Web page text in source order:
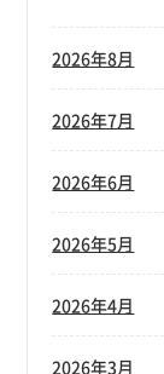
2026年8月
2026年7月
2026年6月
2026年5月
2026年4月
2026年3月